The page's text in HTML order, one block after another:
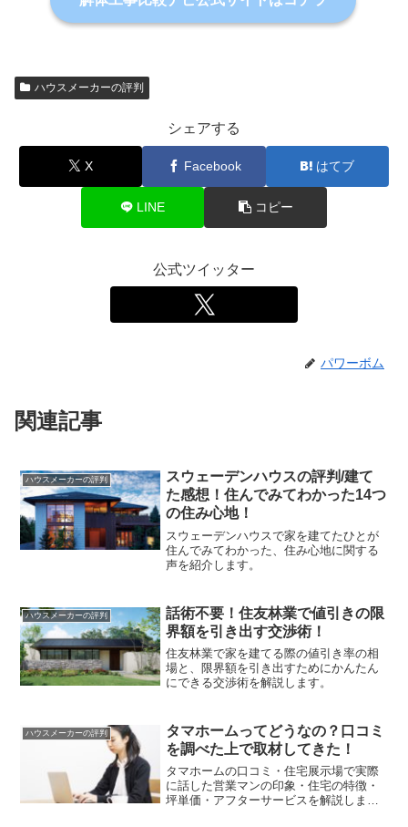
ハウスメーカーの評判
シェアする
X Facebook はてブ
LINE コピー
公式ツイッター
パワーボム
関連記事
ハウスメーカーの評判
スウェーデンハウスの評判/建て
た感想！住んでみてわかった14つ
の住み心地！
スウェーデンハウスで家を建てたひとが
住んでみてわかった、住み心地に関する
声を紹介します。
ハウスメーカーの評判
話術不要！住友林業で値引きの限
界額を引き出す交渉術！
住友林業で家を建てる際の値引き率の相
場と、限界額を引き出すためにかんたん
にできる交渉術を解説します。
ハウスメーカーの評判
タマホームってどうなの？口コミ
を調べた上で取材してきた！
タマホームの口コミ・住宅展示場で実際
に話した営業マンの印象・住宅の特徴・
坪単価・アフターサービスを解説しま